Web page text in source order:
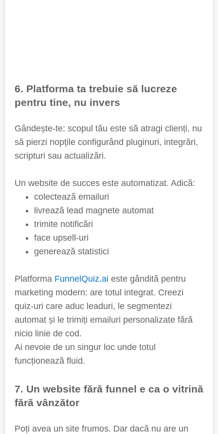
6. Platforma ta trebuie să lucreze
pentru tine, nu invers
Gândește-te: scopul tău este să atragi clienți, nu
să pierzi nopțile configurând pluginuri, integrări,
scripturi sau actualizări.
Un website de succes este automatizat. Adică:
colectează emailuri
livrează lead magnete automat
trimite notificări
face upsell-uri
generează statistici
Platforma FunnelQuiz.ai este gândită pentru
marketing modern: are totul integrat. Creezi
quiz-uri care aduc leaduri, le segmentezi
automat și le trimiți emailuri personalizate fără
nicio linie de cod.
Ai nevoie de un singur loc unde totul
funcționează fluid.
7. Un website fără funnel e ca o vitrină
fără vânzător
Poți avea un site frumos. Dar dacă nu are un